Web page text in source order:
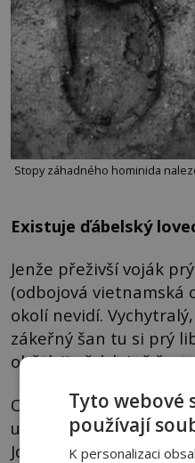
Stopy záhadného hominida
Existuje ďábelský
Jenže přeživší voják
(odbojová vietnamská
okolí nevidí.
zákeřný šan tu si prý
obětí, jimž údajně
Občas prý odtrhne
uchová jako trofej a
Jde o smyšlené
Tyto webové
používají
K personalizaci